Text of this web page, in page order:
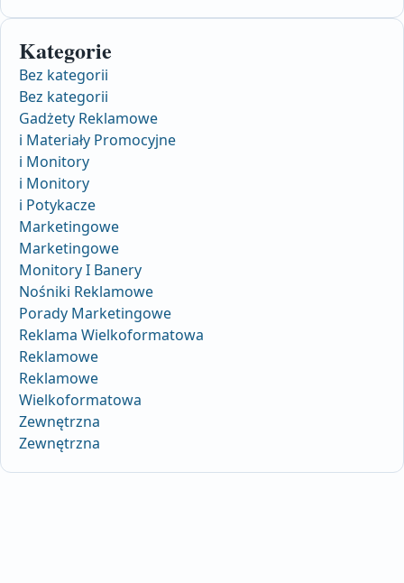
Kategorie
Bez kategorii
Bez kategorii
Gadżety Reklamowe
i Materiały Promocyjne
i Monitory
i Monitory
i Potykacze
Marketingowe
Marketingowe
Monitory I Banery
Nośniki Reklamowe
Porady Marketingowe
Reklama Wielkoformatowa
Reklamowe
Reklamowe
Wielkoformatowa
Zewnętrzna
Zewnętrzna